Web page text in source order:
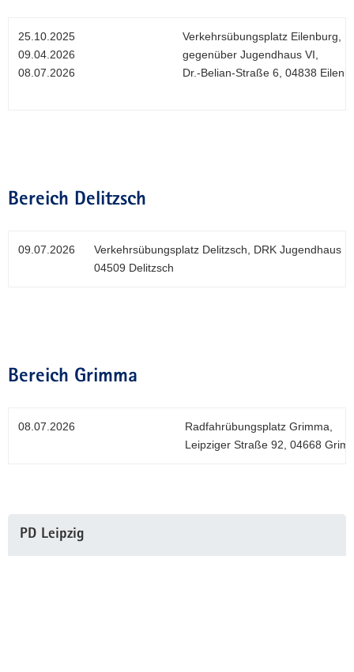
25.10.2025
09.04.2026
08.07.2026
Verkehrsübungsplatz Eilenburg,
gegenüber Jugendhaus VI,
Dr.-Belian-Straße 6, 04838
Bereich Delitzsch
09.07.2026
Verkehrsübungsplatz Delitzsch, DRK Jugendhaus
04509 Delitzsch
Bereich Grimma
08.07.2026
Radfahrübungsplatz Grimma,
Leipziger Straße 92, 04668
Information
PD Leipzig